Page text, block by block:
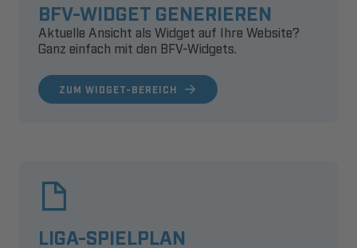
BFV-WIDGET GENERIEREN
Aktuelle Ansicht als Widget auf Ihre Website?
Ganz einfach mit den BFV-Widgets.
ZUM WIDGET-BEREICH
LIGA-SPIELPLAN